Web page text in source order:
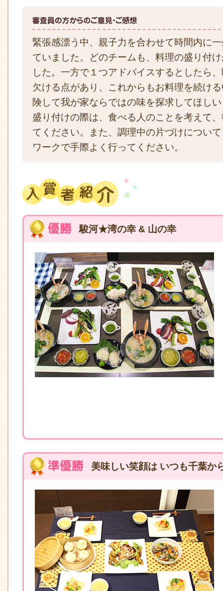
緊張感漂う中、親子力を合わせて時間内に
ていました。どのチームも、料理の盛り付
した。一方で１つアドバイスするとしたら
欠ける点があり、これからもお料理を続け
険して我が家ならではの味を探求してほし
盛り付けの際は、食べる人のことを考えて
てください。また、調理中の片づけについ
ワークで手際よく行ってください。
駿河★湾の幸 & 山の幸
美味しい笑顔は いつも千葉か